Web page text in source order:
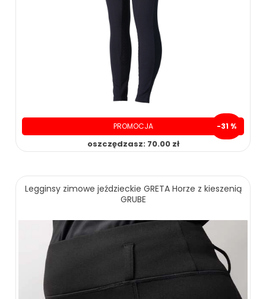
PROMOCJA -31 %
oszczędzasz: 70.00 zł
ZOBACZ WIĘCEJ
Legginsy zimowe jeździeckie GRETA Horze z kieszenią
GRUBE